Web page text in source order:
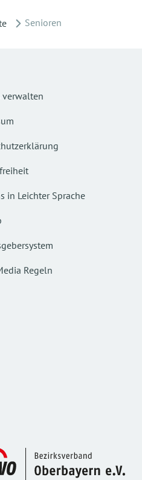
Senioren
verwalten
in Leichter Sprache
Regeln